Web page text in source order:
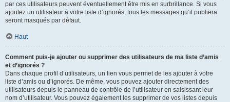
par ces utilisateurs peuvent éventuellement être mis en surbrillance. Si vous
ajoutez un utilisateur à votre liste d’ignorés, tous les messages qu’il publiera
seront masqués par défaut.
Haut
Comment puis-je ajouter ou supprimer des utilisateurs de ma liste d’amis
et d’ignorés ?
Dans chaque profil d’utilisateurs, un lien vous permet de les ajouter à votre
liste d’amis ou d’ignorés. De même, vous pouvez ajouter directement des
utilisateurs depuis le panneau de contrôle de l’utilisateur en saisissant leur
nom d’utilisateur. Vous pouvez également les supprimer de vos listes depuis